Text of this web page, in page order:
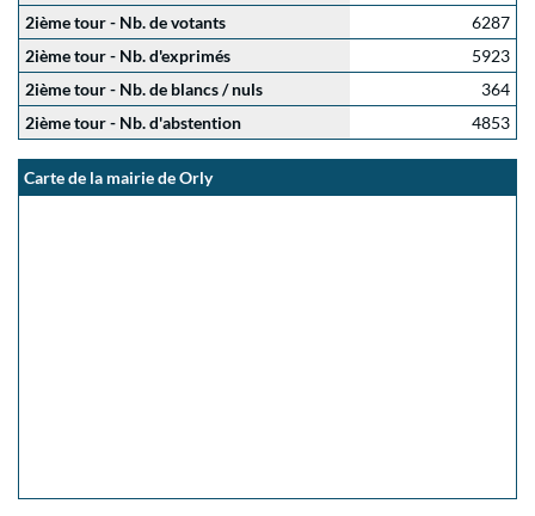
2ième tour - Nb. de votants
6287
2ième tour - Nb. d'exprimés
5923
2ième tour - Nb. de blancs / nuls
364
2ième tour - Nb. d'abstention
4853
Carte de la mairie de Orly